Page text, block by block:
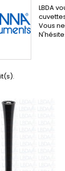
LBDA
Vous